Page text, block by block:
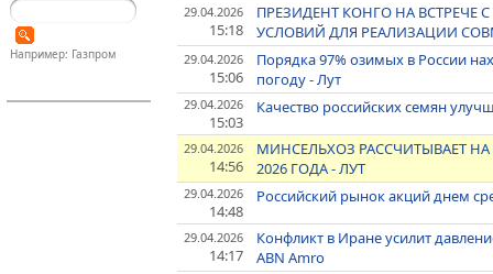
Например: Газпром
29.04.2026
15:18
ПРЕЗИДЕНТ КОНГО НА
УСЛОВИЙ ДЛЯ РЕАЛИЗАЦИИ
29.04.2026
15:06
Порядка 97% озимых в России
погоду - Лут
29.04.2026
15:03
Качество российских семян
29.04.2026
14:56
МИНСЕЛЬХОЗ РАССЧИТЫВАЕТ
2026 ГОДА - ЛУТ
29.04.2026
14:48
Российский рынок акций днем
29.04.2026
14:17
Конфликт в Иране усилит
ABN Amro